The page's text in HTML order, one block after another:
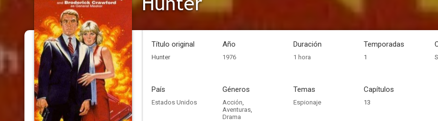
Título original
Hunter
Año
1976
Duración
1 hora
Temporadas
1
País
Estados Unidos
Géneros
Acción,
Aventuras,
Drama
Temas
Espionaje
Capítulos
13